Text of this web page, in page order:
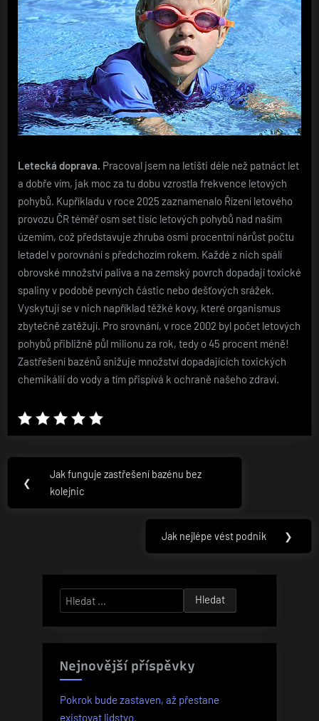
Letecká doprava. Pracoval jsem na letišti déle než patnáct let
a dobře vím, jak moc za tu dobu vzrostla frekvence letových
pohybů. Kupříkladu v roce 2025 zaznamenalo Řízení letového
provozu ČR téměř osm set tisíc letových pohybů nad naším
územím, což představuje zhruba osmi procentní nárůst počtu
letadel v porovnání s předchozím rokem. Každé z nich spálí
obrovské množství paliva a na zemský povrch dopadají toxické
spaliny v podobě pevných částic nebo dešťových srážek.
Vyskytují se v nich například těžké kovy, které organismus
zbytečně zatěžují. Pro srovnání, v roce 2002 byl počet letových
pohybů přibližně půl milionu za rok, tedy o 45 procent méně!
Zastřešení bazénů snižuje množství dopadajících toxických
chemikálií do vody a tím přispívá k ochraně našeho zdraví.
Navigace
pro
❮
Previous
Post:
Jak funguje zastřešení bazénu bez
kolejnic
Next
Jak nejlépe vést podnik ❯
Vyhledávání
Nejnovější příspěvky
Pokrok bude zastaven, až přestane
existovat lidstvo.